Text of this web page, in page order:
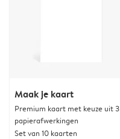
Maak je kaart
Premium kaart met keuze uit 3
papierafwerkingen
Set van 10 kaarten